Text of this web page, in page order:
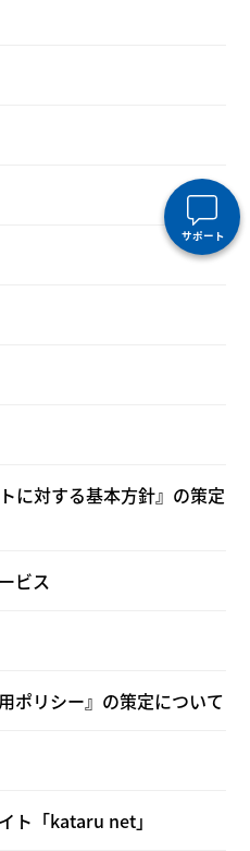
サポート
に対する基本方針』の策定
ビス
ポリシー』の策定について
ト「kataru net」